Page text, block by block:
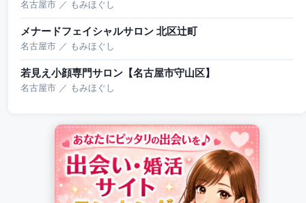
名古屋市 ／ もみほぐし
メナードフェイシャルサロン 北区辻町
名古屋市 ／ もみほぐし
若見え小顔専門サロン【名古屋市守山区】
名古屋市 ／ もみほぐし